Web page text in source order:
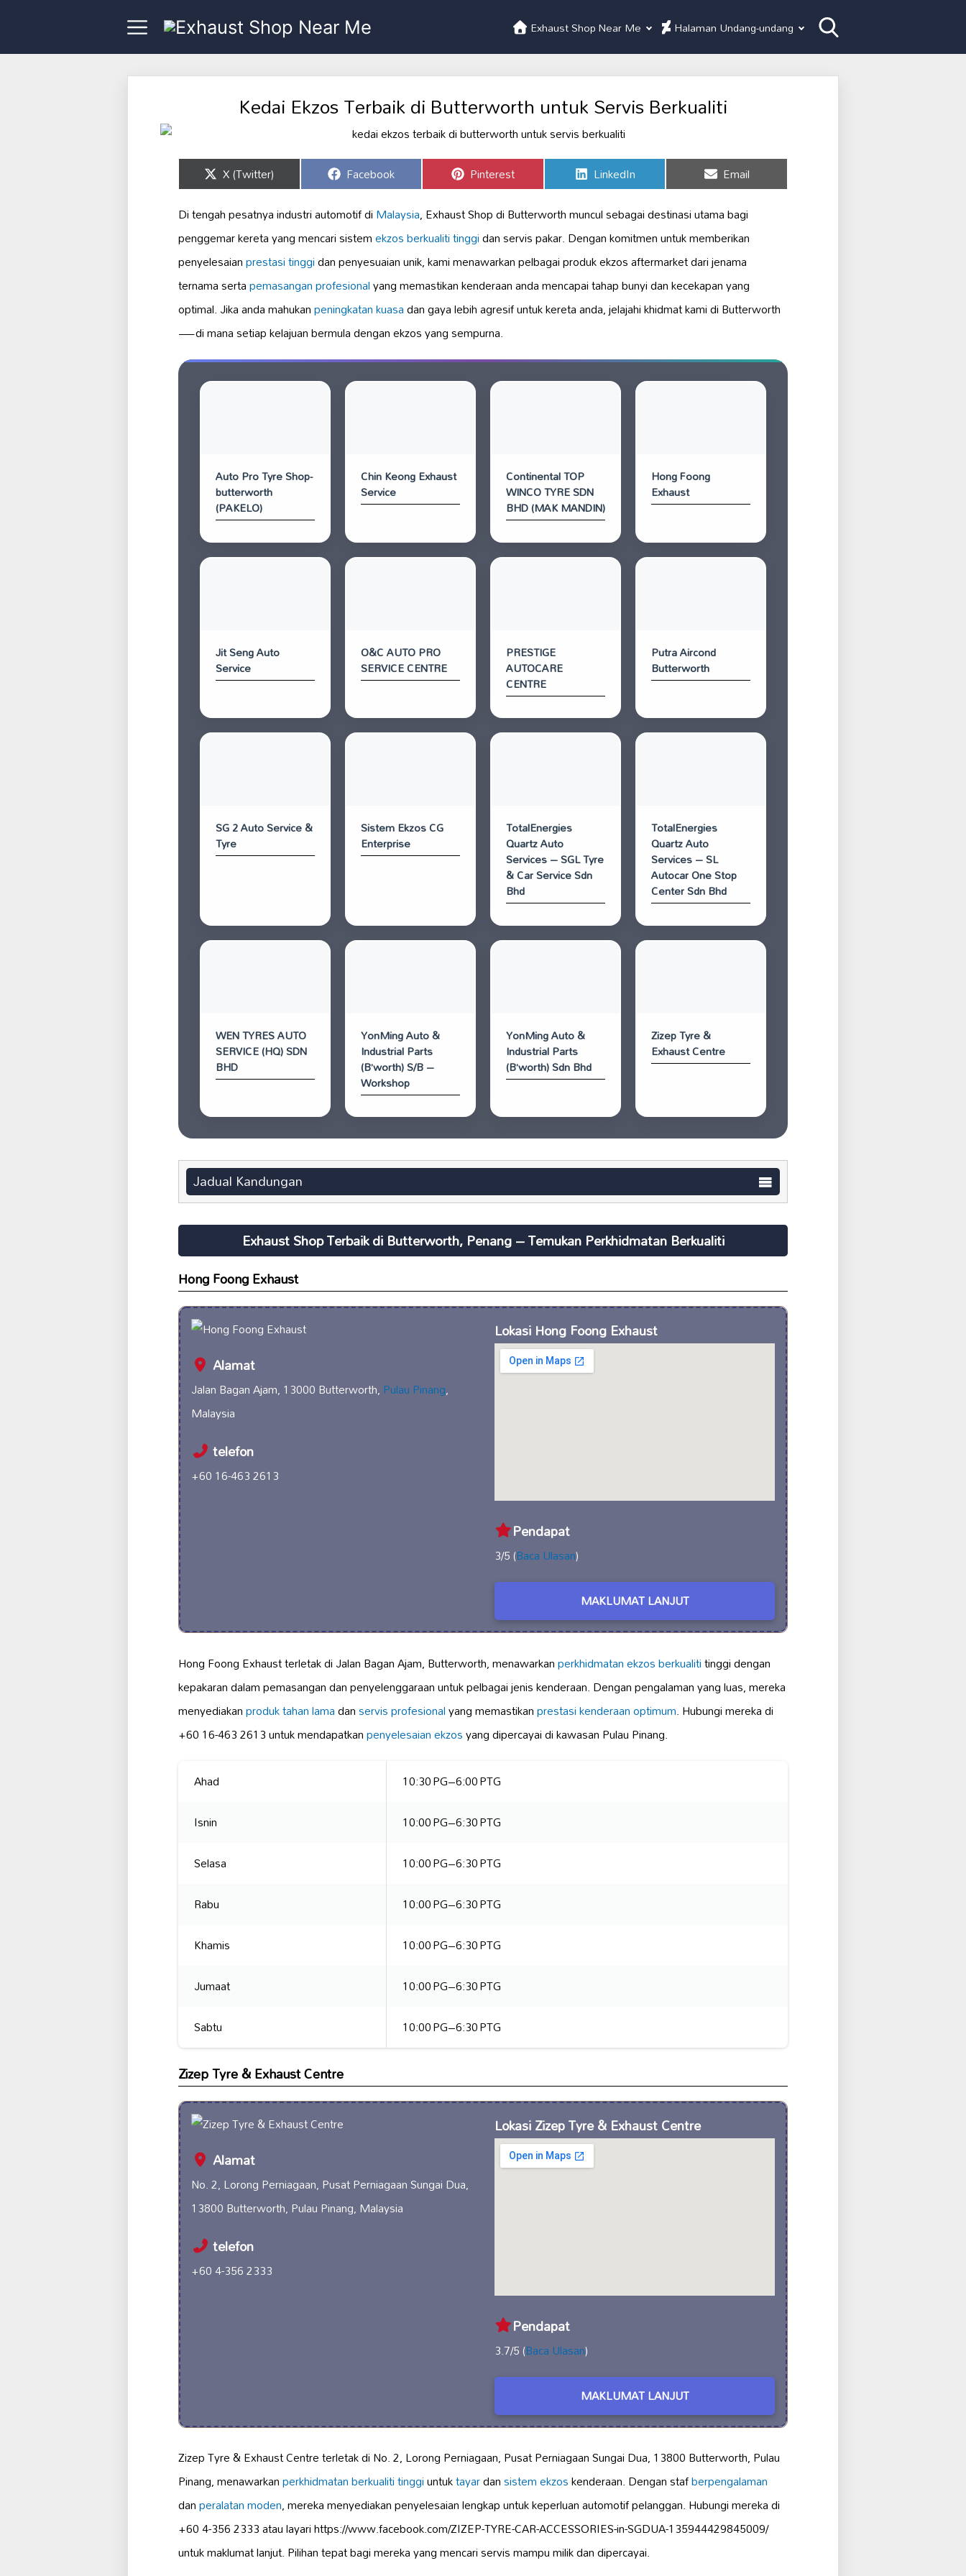
Exhaust Shop Near Me Halaman Undang-undang
Kedai Ekzos Terbaik di Butterworth untuk Servis Berkualiti
Share
on
X (Twitter) Share
on
Facebook Share
on
Pinterest Share
on
LinkedIn Share
on
Email
Di tengah pesatnya industri automotif diMalaysia, Exhaust Shop di Butterworth muncul sebagai destinasi utama bagi
penggemar kereta yang mencari sistemekzos berkualiti tinggidan servis pakar. Dengan komitmen untuk memberikan
penyelesaianprestasi tinggidan penyesuaian unik, kami menawarkan pelbagai produk ekzos aftermarket dari jenama
ternama sertapemasangan profesionalyang memastikan kenderaan anda mencapai tahap bunyi dan kecekapan yang
optimal. Jika anda mahukanpeningkatan kuasadan gaya lebih agresif untuk kereta anda, jelajahi khidmat kami di Butterworth
—di mana setiap kelajuan bermula dengan ekzos yang sempurna.
Auto Pro Tyre Shop-
butterworth
(PAKELO)
Chin Keong Exhaust
Service
Continental TOP
WINCO TYRE SDN
BHD (MAK MANDIN)
Hong Foong
Exhaust
Jit Seng Auto
Service
O&C AUTO PRO
SERVICE CENTRE
PRESTIGE
AUTOCARE
CENTRE
Putra Aircond
Butterworth
SG 2 Auto Service &
Tyre
Sistem Ekzos CG
Enterprise
TotalEnergies
Quartz Auto
Services – SGL Tyre
& Car Service Sdn
Bhd
TotalEnergies
Quartz Auto
Services – SL
Autocar One Stop
Center Sdn Bhd
WEN TYRES AUTO
SERVICE (HQ) SDN
BHD
YonMing Auto &
Industrial Parts
(B’worth) S/B –
Workshop
YonMing Auto &
Industrial Parts
(B’worth) Sdn Bhd
Zizep Tyre &
Exhaust Centre
Jadual Kandungan
Exhaust Shop Terbaik di Butterworth, Penang – Temukan Perkhidmatan Berkualiti
Hong Foong Exhaust
Alamat
Jalan Bagan Ajam, 13000 Butterworth,Pulau Pinang,
Malaysia
telefon
+60 16-463 2613
Lokasi Hong Foong Exhaust
Pendapat
3/5 (Baca Ulasan)
MAKLUMAT LANJUT
Hong Foong Exhaust terletak di Jalan Bagan Ajam, Butterworth, menawarkanperkhidmatan ekzos berkualititinggi dengan
kepakaran dalam pemasangan dan penyelenggaraan untuk pelbagai jenis kenderaan. Dengan pengalaman yang luas, mereka
menyediakanproduk tahan lamadanservis profesionalyang memastikanprestasi kenderaan optimum. Hubungi mereka di
+60 16-463 2613 untuk mendapatkanpenyelesaian ekzosyang dipercayai di kawasan Pulau Pinang.
Ahad
10:30 PG–6:00 PTG
Isnin
10:00 PG–6:30 PTG
Selasa
10:00 PG–6:30 PTG
Rabu
10:00 PG–6:30 PTG
Khamis
10:00 PG–6:30 PTG
Jumaat
10:00 PG–6:30 PTG
Sabtu
10:00 PG–6:30 PTG
Zizep Tyre & Exhaust Centre
Alamat
No. 2, Lorong Perniagaan, Pusat Perniagaan Sungai Dua,
13800 Butterworth, Pulau Pinang, Malaysia
telefon
+60 4-356 2333
Lokasi Zizep Tyre & Exhaust Centre
Pendapat
3.7/5 (Baca Ulasan)
MAKLUMAT LANJUT
Zizep Tyre & Exhaust Centre terletak di No. 2, Lorong Perniagaan, Pusat Perniagaan Sungai Dua, 13800 Butterworth, Pulau
Pinang, menawarkanperkhidmatan berkualiti tinggiuntuktayardansistem ekzoskenderaan. Dengan stafberpengalaman
danperalatan moden, mereka menyediakan penyelesaian lengkap untuk keperluan automotif pelanggan. Hubungi mereka di
+60 4-356 2333 atau layari https://www.facebook.com/ZIZEP-TYRE-CAR-ACCESSORIES-in-SGDUA-135944429845009/
untuk maklumat lanjut. Pilihan tepat bagi mereka yang mencari servis mampu milik dan dipercayai.